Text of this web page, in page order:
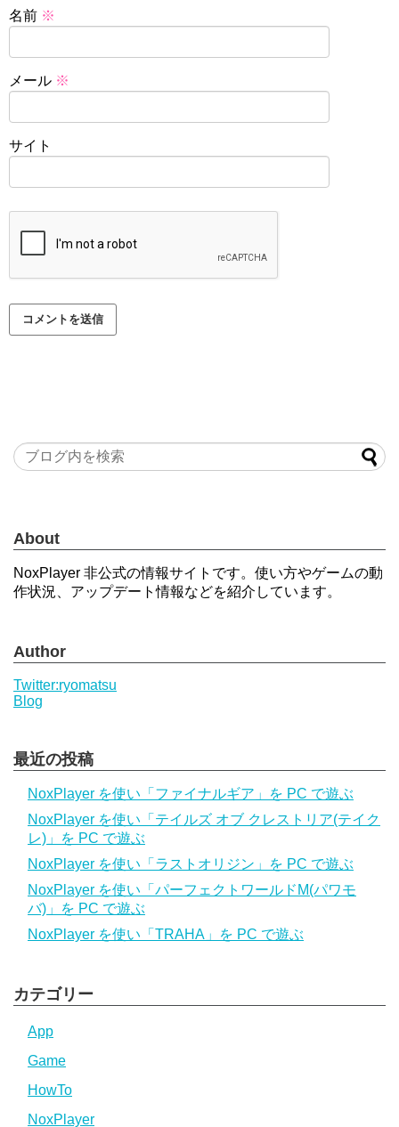
名前 ※
メール ※
サイト
About
NoxPlayer 非公式の情報サイトです。使い方やゲームの動
作状況、アップデート情報などを紹介しています。
Author
Twitter:ryomatsu
Blog
最近の投稿
NoxPlayer を使い「ファイナルギア」を PC で遊ぶ
NoxPlayer を使い「テイルズ オブ クレストリア(テイク
レ)」を PC で遊ぶ
NoxPlayer を使い「ラストオリジン」を PC で遊ぶ
NoxPlayer を使い「パーフェクトワールドM(パワモ
バ)」を PC で遊ぶ
NoxPlayer を使い「TRAHA」を PC で遊ぶ
カテゴリー
App
Game
HowTo
NoxPlayer